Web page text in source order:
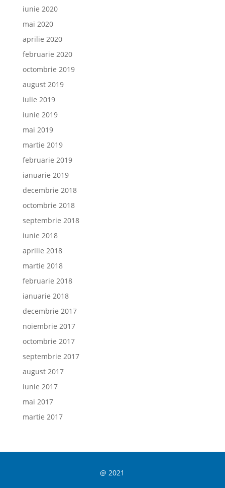
iunie 2020
mai 2020
aprilie 2020
februarie 2020
octombrie 2019
august 2019
iulie 2019
iunie 2019
mai 2019
martie 2019
februarie 2019
ianuarie 2019
decembrie 2018
octombrie 2018
septembrie 2018
iunie 2018
aprilie 2018
martie 2018
februarie 2018
ianuarie 2018
decembrie 2017
noiembrie 2017
octombrie 2017
septembrie 2017
august 2017
iunie 2017
mai 2017
martie 2017
@ 2021